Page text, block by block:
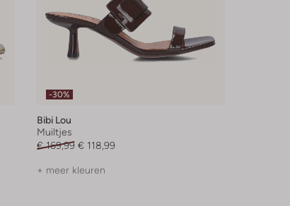
-30%
Bibi Lou
Muiltjes
€ 169,99 € 118,99
+ meer kleuren